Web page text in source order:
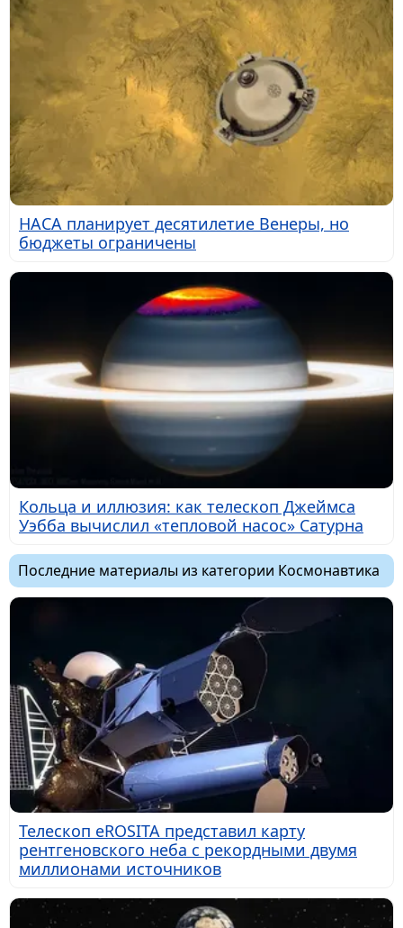
НАСА планирует десятилетие Венеры, но
бюджеты ограничены
Кольца и иллюзия: как телескоп Джеймса
Уэбба вычислил «тепловой насос» Сатурна
Последние материалы из категории Космонавтика
Телескоп eROSITA представил карту
рентгеновского неба с рекордными двумя
миллионами источников